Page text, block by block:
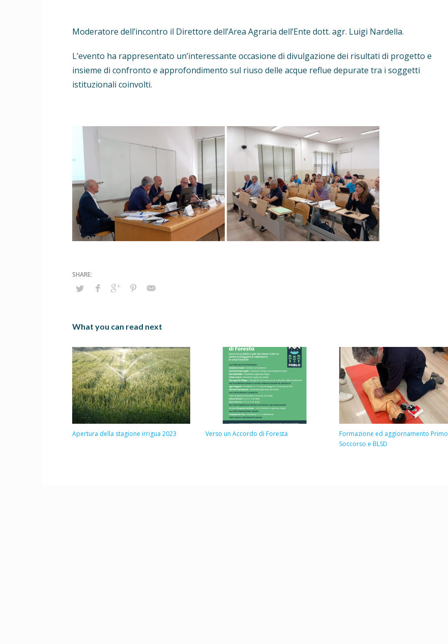
Moderatore dell’incontro il Direttore dell’Area Agraria dell’Ente dott. agr. Luigi Nardella.
L’evento ha rappresentato un’interessante occasione di divulgazione dei risultati di progetto e
insieme di confronto e approfondimento sul riuso delle acque reflue depurate tra i soggetti
istituzionali coinvolti.
What you can read next
Apertura della stagione irrigua 2023 Verso un Accordo di Foresta
Formazione ed aggiornamento Primo
Soccorso e BLSD